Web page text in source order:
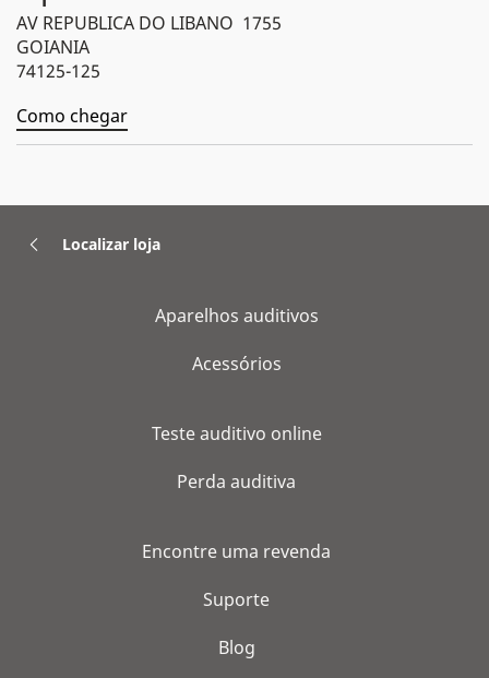
AV REPUBLICA DO LIBANO 1755
GOIANIA
74125-125
Como chegar
Localizar loja
Aparelhos auditivos
Acessórios
Teste auditivo online
Perda auditiva
Encontre uma revenda
Suporte
Blog